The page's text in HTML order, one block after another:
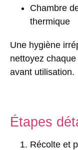
Chambre
thermique
Une hygiène
nettoyez
avant utilisation.
Étapes
Récolte et